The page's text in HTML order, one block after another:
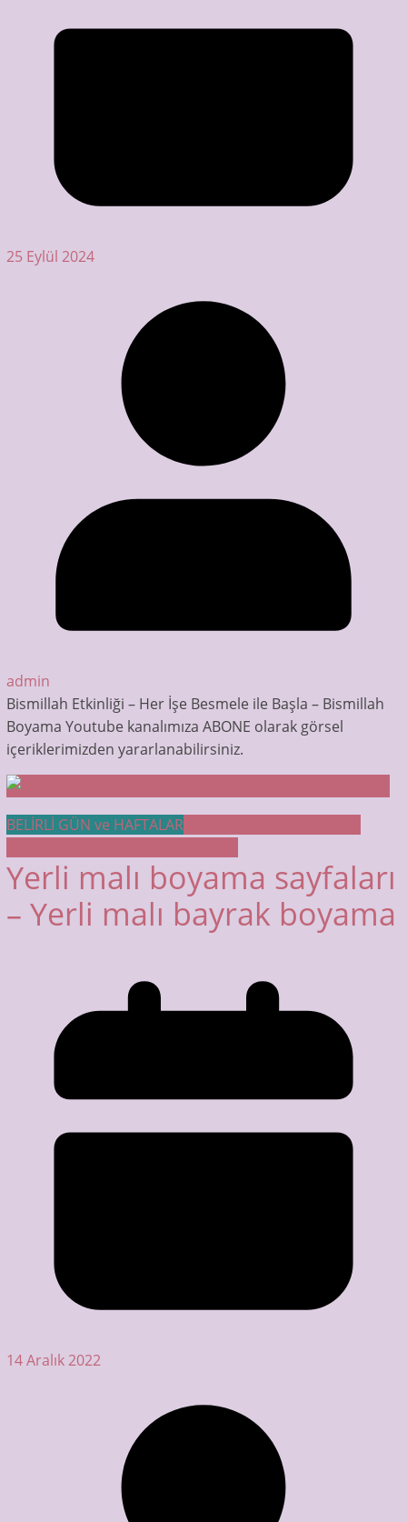
25 Eylül 2024
admin
Bismillah Etkinliği – Her İşe Besmele ile Başla – Bismillah
Boyama Youtube kanalımıza ABONE olarak görsel
içeriklerimizden yararlanabilirsiniz.
BELİRLİ GÜN ve HAFTALARBOYAMA SAYFALARI
Yerli malı boyama sayfaları
– Yerli malı bayrak boyama
14 Aralık 2022